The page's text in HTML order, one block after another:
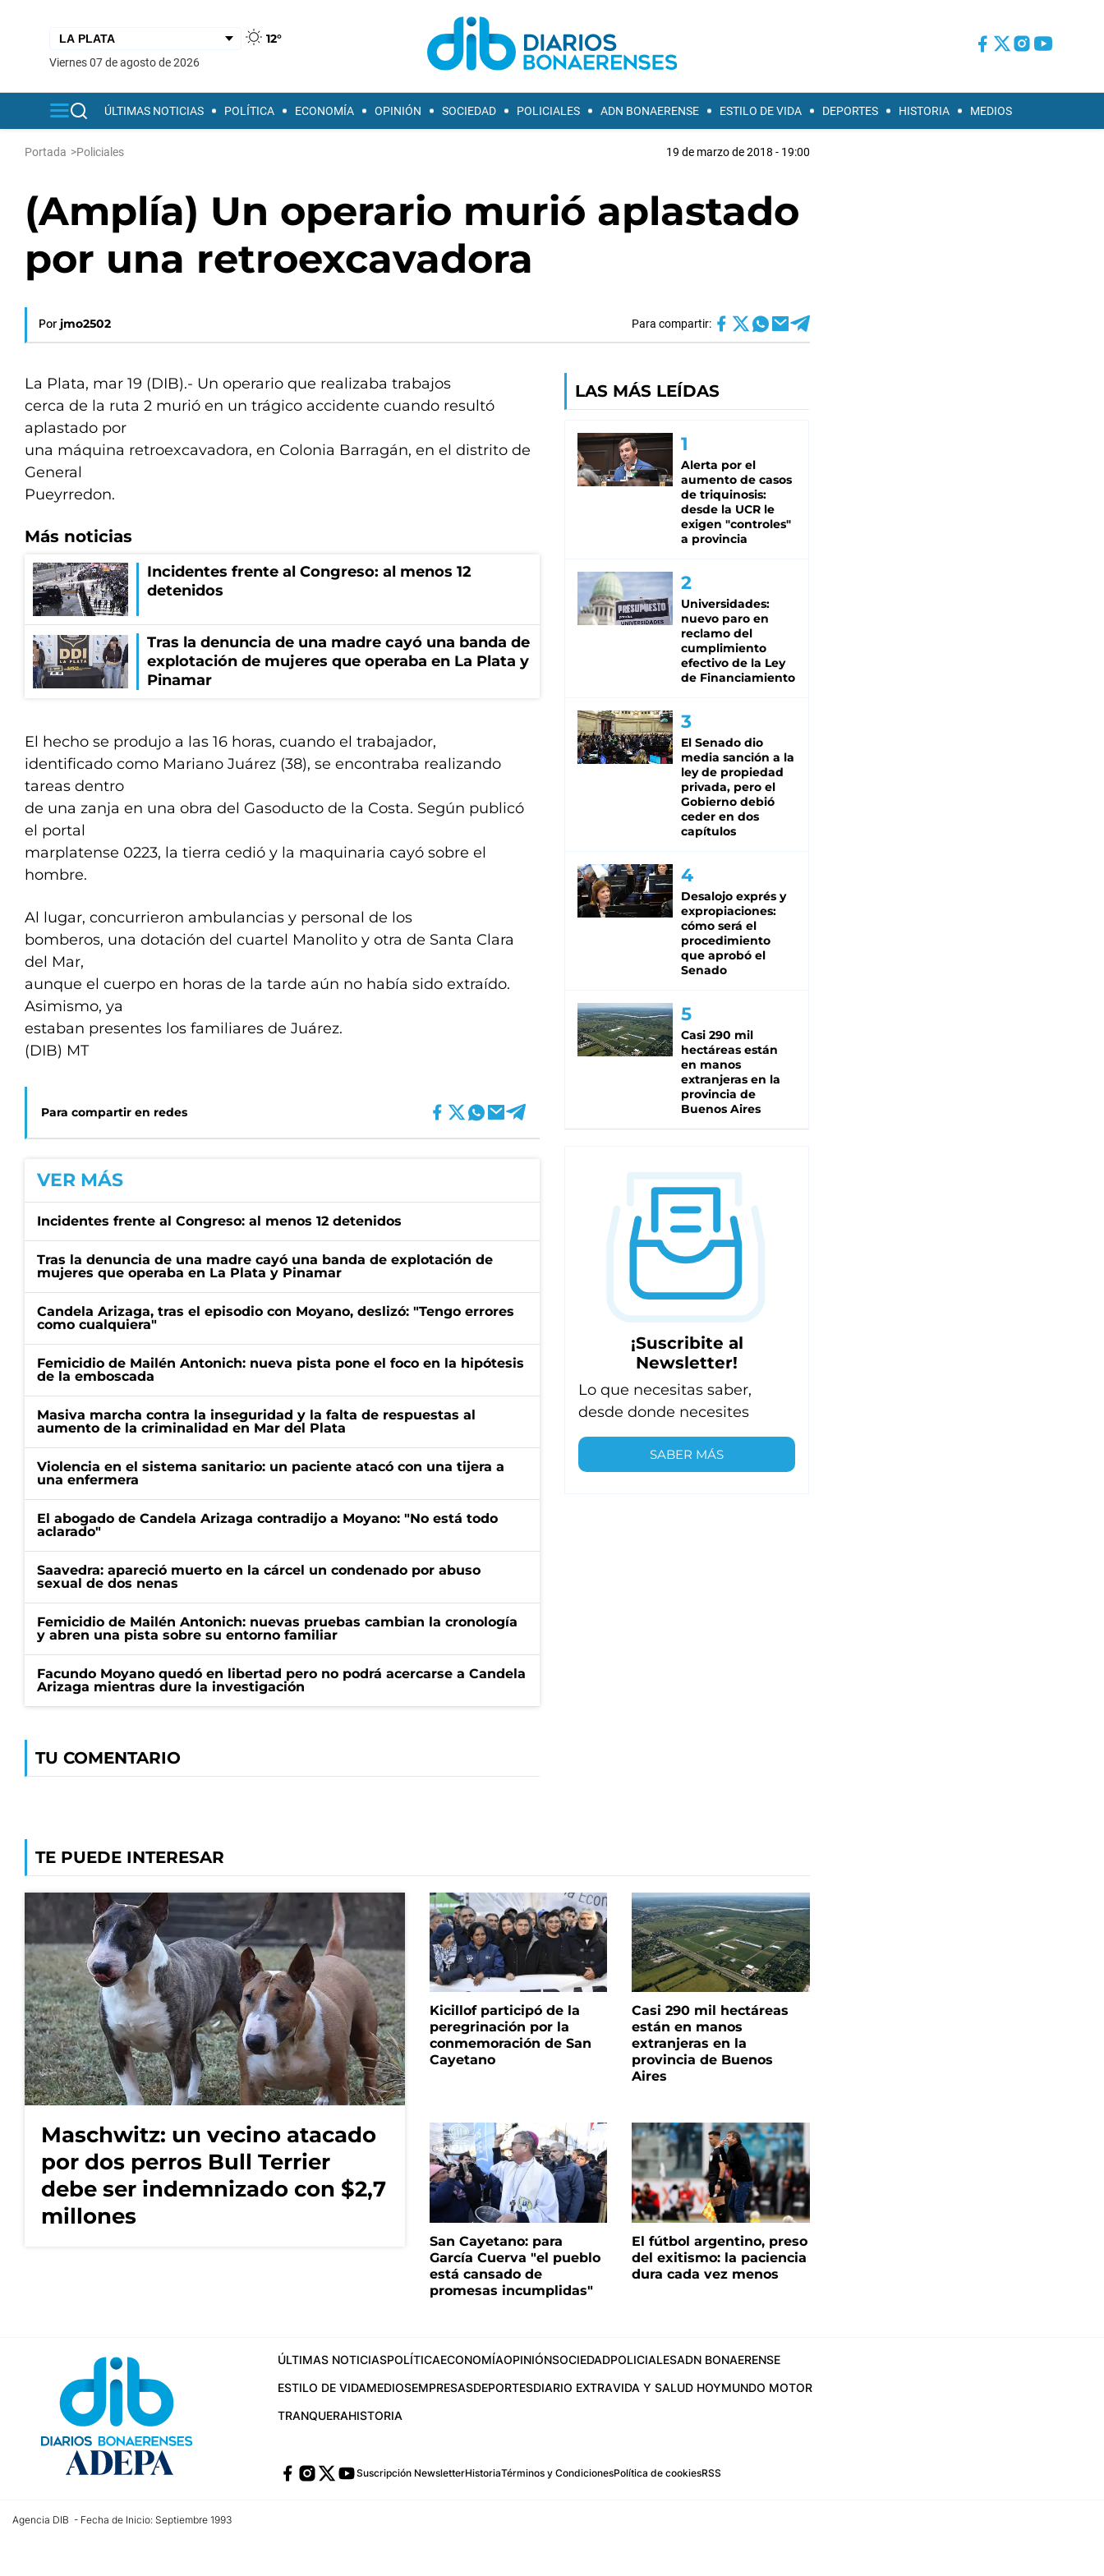
12°
viernes 07 de agosto de 2026
ÚLTIMAS NOTICIAS POLÍTICA ECONOMÍA OPINIÓN SOCIEDAD POLICIALES ADN BONAERENSE ESTILO DE VIDA DEPORTES HISTORIA MEDIOS
Portada >Policiales 19 de marzo de 2018 - 19:00
(Amplía) Un operario murió aplastado
por una retroexcavadora
Por jmo2502 Para compartir:
La Plata, mar 19 (DIB).- Un operario que realizaba trabajos
cerca de la ruta 2 murió en un trágico accidente cuando resultó
aplastado por
una máquina retroexcavadora, en Colonia Barragán, en el distrito de
General
Pueyrredon.
Más noticias
Incidentes frente al Congreso: al menos 12
detenidos
Tras la denuncia de una madre cayó una banda de
explotación de mujeres que operaba en La Plata y
Pinamar
El hecho se produjo a las 16 horas, cuando el trabajador,
identificado como Mariano Juárez (38), se encontraba realizando
tareas dentro
de una zanja en una obra del Gasoducto de la Costa. Según publicó
el portal
marplatense 0223, la tierra cedió y la maquinaria cayó sobre el
hombre.
Al lugar, concurrieron ambulancias y personal de los
bomberos, una dotación del cuartel Manolito y otra de Santa Clara
del Mar,
aunque el cuerpo en horas de la tarde aún no había sido extraído.
Asimismo, ya
estaban presentes los familiares de Juárez.
(DIB) MT
Para compartir en redes
VER MÁS
Incidentes frente al Congreso: al menos 12 detenidos
Tras la denuncia de una madre cayó una banda de explotación de
mujeres que operaba en La Plata y Pinamar
Candela Arizaga, tras el episodio con Moyano, deslizó: "Tengo errores
como cualquiera"
Femicidio de Mailén Antonich: nueva pista pone el foco en la hipótesis
de la emboscada
Masiva marcha contra la inseguridad y la falta de respuestas al
aumento de la criminalidad en Mar del Plata
Violencia en el sistema sanitario: un paciente atacó con una tijera a
una enfermera
El abogado de Candela Arizaga contradijo a Moyano: "No está todo
aclarado"
Saavedra: apareció muerto en la cárcel un condenado por abuso
sexual de dos nenas
Femicidio de Mailén Antonich: nuevas pruebas cambian la cronología
y abren una pista sobre su entorno familiar
Facundo Moyano quedó en libertad pero no podrá acercarse a Candela
Arizaga mientras dure la investigación
TU COMENTARIO
LAS MÁS LEÍDAS
Alerta por el
aumento de casos
de triquinosis:
desde la UCR le
exigen "controles"
a provincia
Universidades:
nuevo paro en
reclamo del
cumplimiento
efectivo de la Ley
de Financiamiento
El Senado dio
media sanción a la
ley de propiedad
privada, pero el
Gobierno debió
ceder en dos
capítulos
Desalojo exprés y
expropiaciones:
cómo será el
procedimiento
que aprobó el
Senado
Casi 290 mil
hectáreas están
en manos
extranjeras en la
provincia de
Buenos Aires
¡Suscribite al
Newsletter!
Lo que necesitas saber,
desde donde necesites
SABER MÁS
TE PUEDE INTERESAR
Maschwitz: un vecino atacado
por dos perros Bull Terrier
debe ser indemnizado con $2,7
millones
Kicillof participó de la
peregrinación por la
conmemoración de San
Cayetano
Casi 290 mil hectáreas
están en manos
extranjeras en la
provincia de Buenos
Aires
San Cayetano: para
García Cuerva "el pueblo
está cansado de
promesas incumplidas"
El fútbol argentino, preso
del exitismo: la paciencia
dura cada vez menos
ÚLTIMAS NOTICIASPOLÍTICAECONOMÍAOPINIÓNSOCIEDADPOLICIALESADN BONAERENSE
ESTILO DE VIDAMEDIOSEMPRESASDEPORTESDIARIO EXTRAVIDA Y SALUD HOYMUNDO MOTOR
TRANQUERAHISTORIA
Suscripción NewsletterHistoriaTérminos y CondicionesPolítica de cookiesRSS
Agencia DIB - Fecha de Inicio: Septiembre 1993